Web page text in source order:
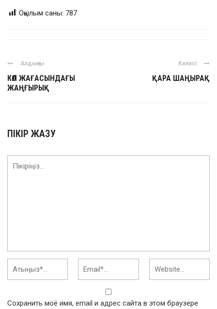
Оқылым саны: 787
Алдыңғы
КӨЛ ЖАҒАСЫНДАҒЫ
ЖАҢҒЫРЫҚ
Келесі
ҚАРА ШАҢЫРАҚ
ПІКІР ЖАЗУ
Сохранить моё имя, email и адрес сайта в этом браузере